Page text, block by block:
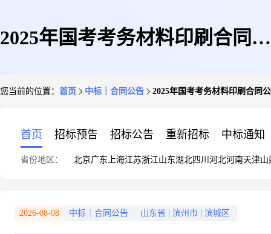
2025年国考考务材料印刷合同公
您当前的位置： 首页 中标｜合同公告 2025年国考考务材料印刷合同
首页 招标预告 招标公告 重新招标 中标通知
省份地区： 北京广东 上海江苏浙江山东湖北四川 河北河南天津山
2026-08-08 中标｜合同公告 山东省 滨州市 滨城区